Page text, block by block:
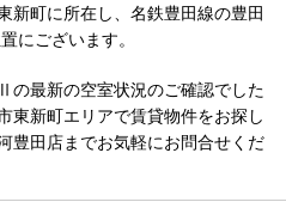
新町に所在し、名鉄豊田線の豊田
にございます。
の最新の空室状況のご確認でした
東新町エリアで賃貸物件をお探し
豊田店までお気軽にお問合せくだ